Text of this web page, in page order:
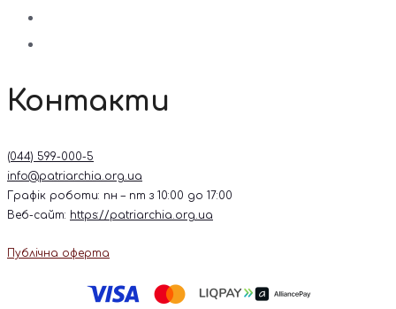
Контакти
(044) 599-000-5
info@patriarchia.org.ua
Графік роботи: пн – пт з 10:00 до 17:00
Веб-сайт: https://patriarchia.org.ua
Публічна оферта